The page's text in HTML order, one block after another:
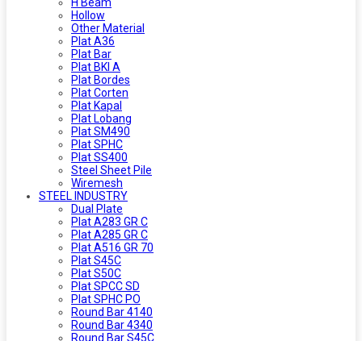
Hollow
Other Material
Plat A36
Plat Bar
Plat BKI A
Plat Bordes
Plat Corten
Plat Kapal
Plat Lobang
Plat SM490
Plat SPHC
Plat SS400
Steel Sheet Pile
Wiremesh
STEEL INDUSTRY
Dual Plate
Plat A283 GR C
Plat A285 GR C
Plat A516 GR 70
Plat S45C
Plat S50C
Plat SPCC SD
Plat SPHC PO
Round Bar 4140
Round Bar 4340
Round Bar S45C